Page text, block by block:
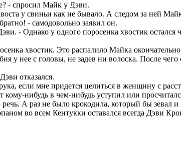
- спросил Майк у Дэви.
у свиньи как не бывало. А следом за ней
- самодовольно заявил он.
- Однако у одного поросенка хвостик
хвостик. Это распалило Майка
у нее с головы, не задев ни волоска. После
отказался.
если мне придется целиться в женщину с
нибудь в чем-нибудь уступил или
А раз не было крокодила, который бы зевал
во всем Кентукки оставался всегда Дэви